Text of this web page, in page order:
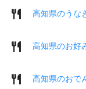
高知県のうな
高知県のお好
高知県のおで